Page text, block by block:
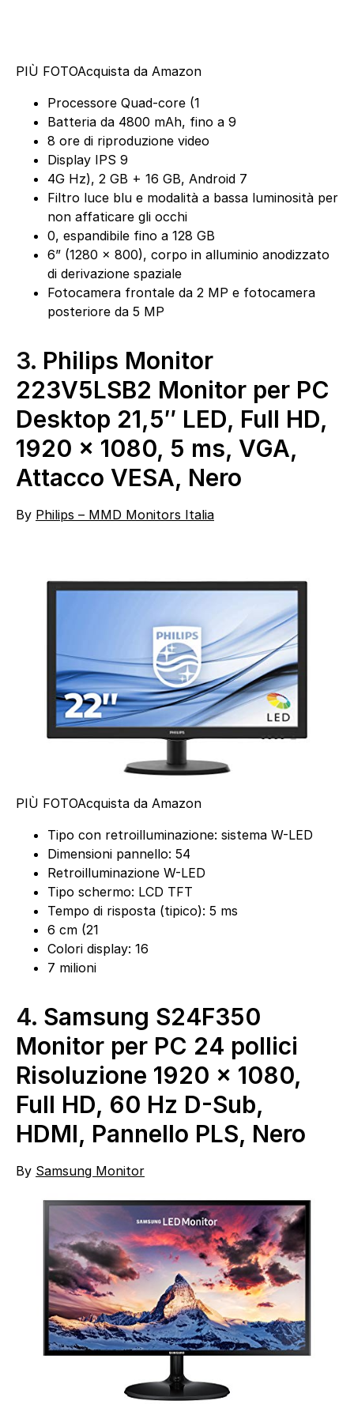
PIÙ FOTOAcquista da Amazon
Processore Quad-core (1
Batteria da 4800 mAh, fino a 9
8 ore di riproduzione video
Display IPS 9
4G Hz), 2 GB + 16 GB, Android 7
Filtro luce blu e modalità a bassa luminosità per
non affaticare gli occhi
0, espandibile fino a 128 GB
6” (1280 x 800), corpo in alluminio anodizzato
di derivazione spaziale
Fotocamera frontale da 2 MP e fotocamera
posteriore da 5 MP
3. Philips Monitor
223V5LSB2 Monitor per PC
Desktop 21,5″ LED, Full HD,
1920 x 1080, 5 ms, VGA,
Attacco VESA, Nero
By Philips – MMD Monitors Italia
PIÙ FOTOAcquista da Amazon
Tipo con retroilluminazione: sistema W-LED
Dimensioni pannello: 54
Retroilluminazione W-LED
Tipo schermo: LCD TFT
Tempo di risposta (tipico): 5 ms
6 cm (21
Colori display: 16
7 milioni
4. Samsung S24F350
Monitor per PC 24 pollici
Risoluzione 1920 x 1080,
Full HD, 60 Hz D-Sub,
HDMI, Pannello PLS, Nero
By Samsung Monitor